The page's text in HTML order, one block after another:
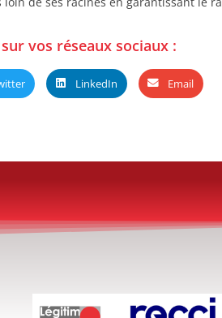
vos réseaux sociaux :
LinkedIn Email